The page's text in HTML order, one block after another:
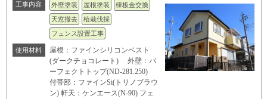
工事内容 外壁塗装 屋根塗装
棟板金交換
天窓撤去
植栽伐採
フェンス設置工事
使用材料
屋根：ファインシリコンベスト
(ダークチョコレート) 外壁：パ
ーフェクトトップ(ND-281.250)
付帯部：ファインSi(トリノブラウ
ン) 軒天：ケンエース(N-90) フェ